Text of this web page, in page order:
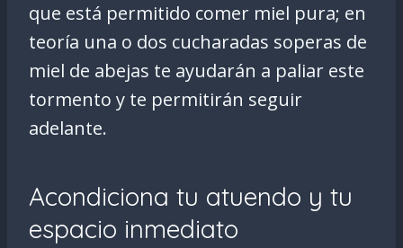
que está permitido comer miel pura; en
teoría una o dos cucharadas soperas de
miel de abejas te ayudarán a paliar este
tormento y te permitirán seguir
adelante.
Acondiciona tu atuendo y tu
espacio inmediato